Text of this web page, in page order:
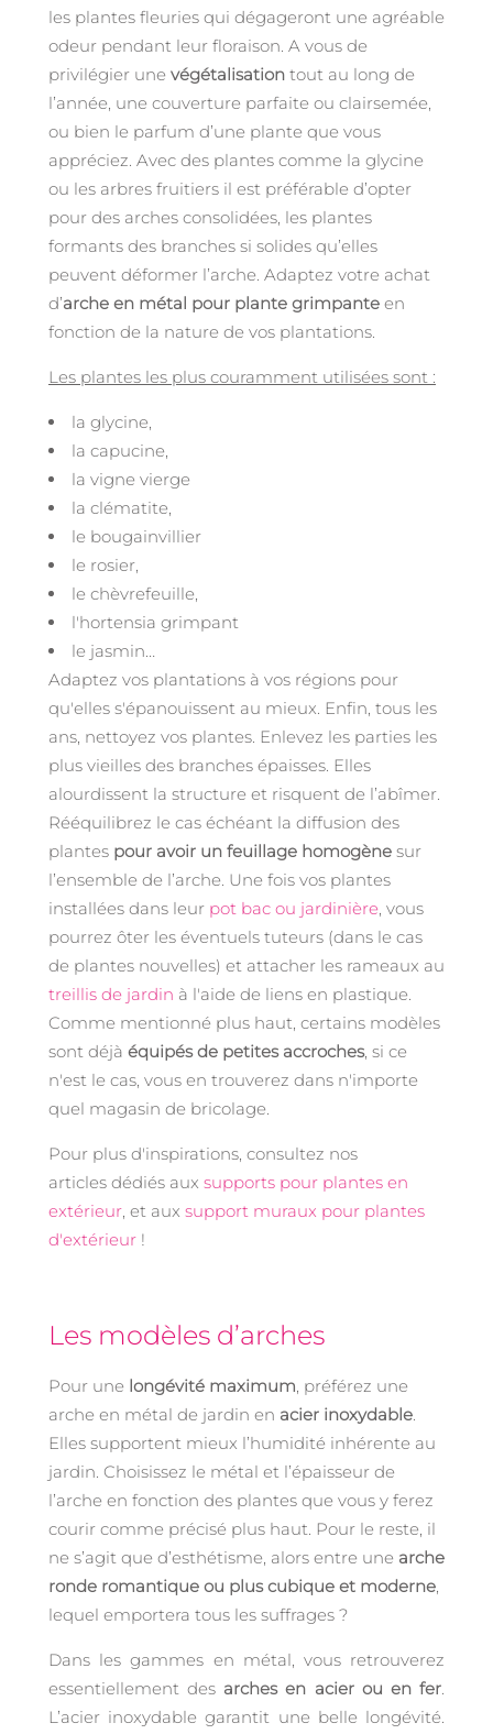
les plantes fleuries qui dégageront une agréable
odeur pendant leur floraison. A vous de
privilégier une végétalisation tout au long de
l’année, une couverture parfaite ou clairsemée,
ou bien le parfum d’une plante que vous
appréciez. Avec des plantes comme la glycine
ou les arbres fruitiers il est préférable d’opter
pour des arches consolidées, les plantes
formants des branches si solides qu’elles
peuvent déformer l’arche. Adaptez votre achat
d’arche en métal pour plante grimpante en
fonction de la nature de vos plantations.
Les plantes les plus couramment utilisées sont :
la glycine,
la capucine,
la vigne vierge
la clématite,
le bougainvillier
le rosier,
le chèvrefeuille,
l'hortensia grimpant
le jasmin…
Adaptez vos plantations à vos régions pour
qu'elles s'épanouissent au mieux. Enfin, tous les
ans, nettoyez vos plantes. Enlevez les parties les
plus vieilles des branches épaisses. Elles
alourdissent la structure et risquent de l’abîmer.
Rééquilibrez le cas échéant la diffusion des
plantes pour avoir un feuillage homogène sur
l’ensemble de l’arche. Une fois vos plantes
installées dans leur pot bac ou jardinière, vous
pourrez ôter les éventuels tuteurs (dans le cas
de plantes nouvelles) et attacher les rameaux au
treillis de jardin à l'aide de liens en plastique.
Comme mentionné plus haut, certains modèles
sont déjà équipés de petites accroches, si ce
n'est le cas, vous en trouverez dans n'importe
quel magasin de bricolage.
Pour plus d'inspirations, consultez nos
articles dédiés aux supports pour plantes en
extérieur, et aux support muraux pour plantes
d'extérieur !
Les modèles d’arches
Pour une longévité maximum, préférez une
arche en métal de jardin en acier inoxydable.
Elles supportent mieux l’humidité inhérente au
jardin. Choisissez le métal et l’épaisseur de
l’arche en fonction des plantes que vous y ferez
courir comme précisé plus haut. Pour le reste, il
ne s’agit que d’esthétisme, alors entre une arche
ronde romantique ou plus cubique et moderne,
lequel emportera tous les suffrages ?
Dans les gammes en métal, vous retrouverez
essentiellement des arches en acier ou en fer.
L’acier inoxydable garantit une belle longévité.